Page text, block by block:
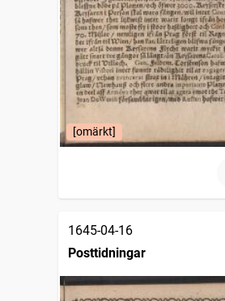
[omärkt]
1645-04-16
Posttidningar